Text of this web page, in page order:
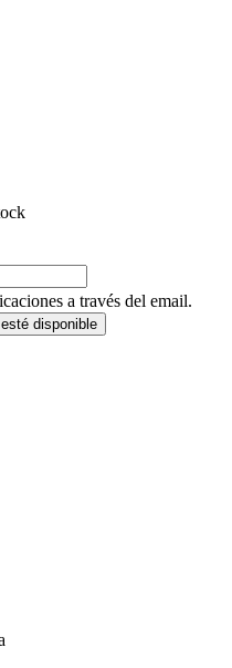
a través del email.
disponible